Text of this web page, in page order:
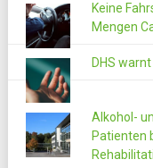
Keine
Mengen
DHS
Alkohol-
Patienten